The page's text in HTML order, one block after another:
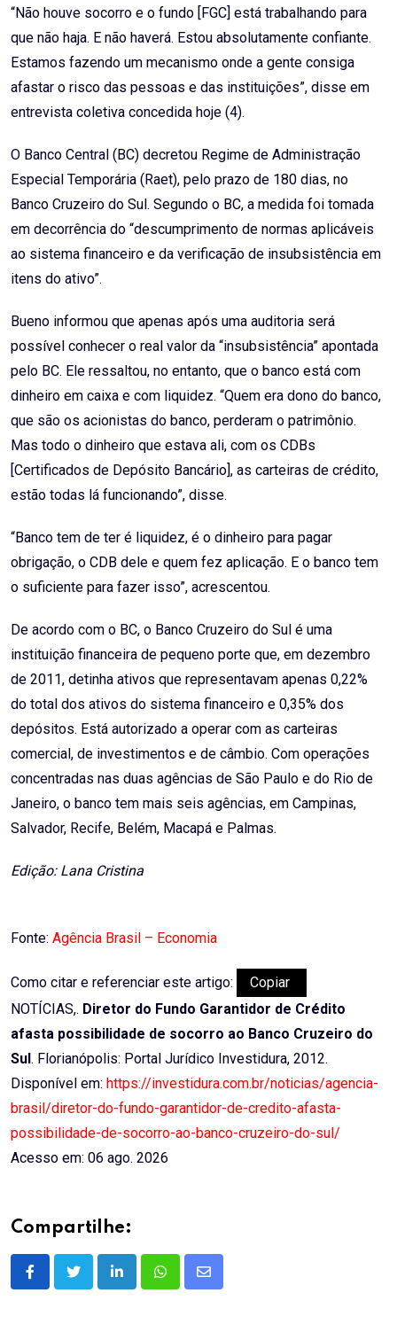
“Não houve socorro e o fundo [FGC] está trabalhando para
que não haja. E não haverá. Estou absolutamente confiante.
Estamos fazendo um mecanismo onde a gente consiga
afastar o risco das pessoas e das instituições”, disse em
entrevista coletiva concedida hoje (4).
O Banco Central (BC) decretou Regime de Administração
Especial Temporária (Raet), pelo prazo de 180 dias, no
Banco Cruzeiro do Sul. Segundo o BC, a medida foi tomada
em decorrência do “descumprimento de normas aplicáveis
ao sistema financeiro e da verificação de insubsistência em
itens do ativo”.
Bueno informou que apenas após uma auditoria será
possível conhecer o real valor da “insubsistência” apontada
pelo BC. Ele ressaltou, no entanto, que o banco está com
dinheiro em caixa e com liquidez. “Quem era dono do banco,
que são os acionistas do banco, perderam o patrimônio.
Mas todo o dinheiro que estava ali, com os CDBs
[Certificados de Depósito Bancário], as carteiras de crédito,
estão todas lá funcionando”, disse.
“Banco tem de ter é liquidez, é o dinheiro para pagar
obrigação, o CDB dele e quem fez aplicação. E o banco tem
o suficiente para fazer isso”, acrescentou.
De acordo com o BC, o Banco Cruzeiro do Sul é uma
instituição financeira de pequeno porte que, em dezembro
de 2011, detinha ativos que representavam apenas 0,22%
do total dos ativos do sistema financeiro e 0,35% dos
depósitos. Está autorizado a operar com as carteiras
comercial, de investimentos e de câmbio. Com operações
concentradas nas duas agências de São Paulo e do Rio de
Janeiro, o banco tem mais seis agências, em Campinas,
Salvador, Recife, Belém, Macapá e Palmas.
Edição: Lana Cristina
Fonte: Agência Brasil – Economia
Como citar e referenciar este artigo:
Copiar
NOTÍCIAS,. Diretor do Fundo Garantidor de Crédito
afasta possibilidade de socorro ao Banco Cruzeiro do
Sul . Florianópolis: Portal Jurídico Investidura, 2012.
Disponível em: https://investidura.com.br/noticias/agencia-
brasil/diretor-do-fundo-garantidor-de-credito-afasta-
possibilidade-de-socorro-ao-banco-cruzeiro-do-sul/
Acesso em: 06 ago. 2026
Compartilhe:
LinkedInWhatsappShare